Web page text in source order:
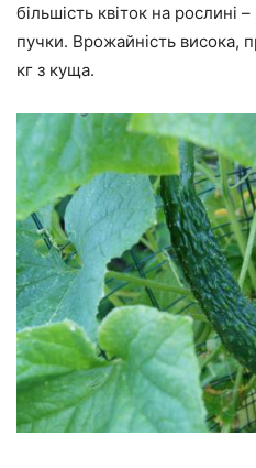
більшість квіток на рослині –
пучки. Врожайність висока,
кг з куща.